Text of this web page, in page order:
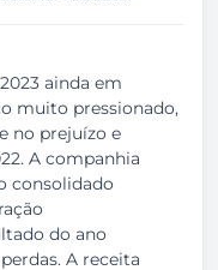
ainda em
muito pressionado,
no prejuízo e
A companhia
consolidado
do ano
A receita